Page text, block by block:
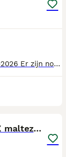
Puppy’s beschikbaar – geboren op 30-04-2026 Er zijn nog enkele lieve puppy’s beschikbaar, geboren op 30 april 2026. Deze pups zijn op zoek naar een warm en liefdevol thuis. Ze zijn gefokt als speur- en jachthonden, maar zijn daarnaast ook zeer geschikt als trouwe huis- en gezinshond. Uit het eerdere nest van Zoya is gebleken dat de pups een fijn karakter hebben. Verschillende eigenaren zijn erg enthousiast over hun hond en prijzen hun sociale, aanhankelijke en betrouwbare karakter. De moeder van de pups, Zoya, is een kruising tussen een Hannoverscher Schweisshund en een Bayerische Gebirgsschweisshund. Haar vader is een raszuivere Bayerische Gebirgsschweisshund en haar moeder, Troyka, is een raszuivere Hannoverscher Schweisshund. Troyka woont ook bij ons thuis. De vader van de pups, Dirkje, is een raszuivere Bayerische Gebirgsschweisshund. Bent u op zoek naar een lieve trouwe hond. Neem dan gerust contact op voor meer informatie via 06-52457294. We vertellen u graag meer over de pups en helpen u bij het vinden van een passend maatje.
⭐️MALLETECKEL⭐️ 🐾dwergteckel X maltezer🐾